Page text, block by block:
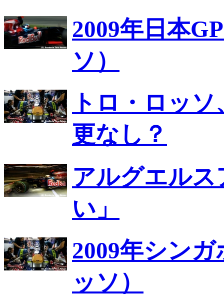
2009年日本
ソ）
トロ・ロッ
更なし？
アルグエル
い」
2009年シン
ッソ）